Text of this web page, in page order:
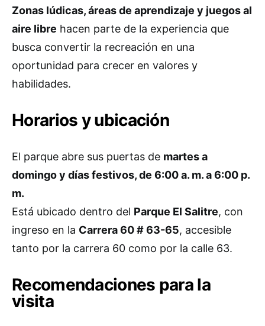
Zonas lúdicas, áreas de aprendizaje y juegos al
aire libre hacen parte de la experiencia que
busca convertir la recreación en una
oportunidad para crecer en valores y
habilidades.
Horarios y ubicación
El parque abre sus puertas de martes a
domingo y días festivos, de 6:00 a. m. a 6:00 p.
m.
Está ubicado dentro del Parque El Salitre, con
ingreso en la Carrera 60 # 63-65, accesible
tanto por la carrera 60 como por la calle 63.
Recomendaciones para la
visita